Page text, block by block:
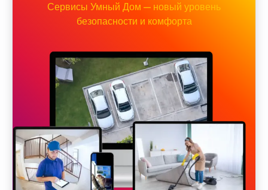
Сервисы Умный Дом — новый уровень
безопасности и комфорта